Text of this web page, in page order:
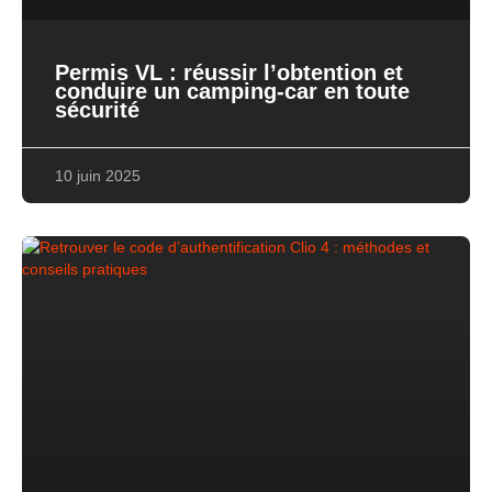
Permis VL : réussir l’obtention et
conduire un camping-car en toute
sécurité
10 juin 2025